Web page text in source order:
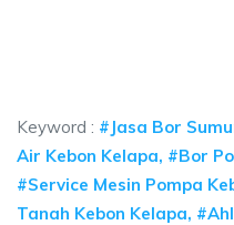
Keyword : #Jasa Bor
Air Kebon Kelapa, #Bor
#Service Mesin Pompa
Tanah Kebon Kelapa,